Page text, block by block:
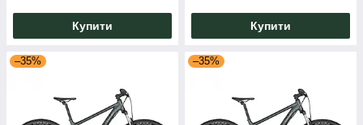
Купити Купити
–35% –35%